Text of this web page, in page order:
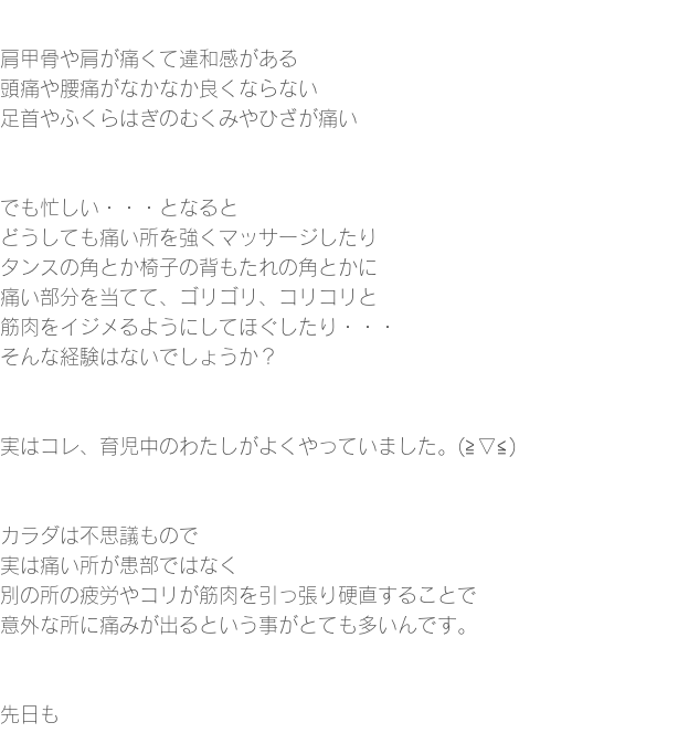
肩甲骨や肩が痛くて違和感がある
頭痛や腰痛がなかなか良くならない
足首やふくらはぎのむくみやひざが痛い
でも忙しい・・・となると
どうしても痛い所を強くマッサージしたり
タンスの角とか椅子の背もたれの角とかに
痛い部分を当てて、ゴリゴリ、コリコリと
筋肉をイジメるようにしてほぐしたり・・・
そんな経験はないでしょうか？
実はコレ、育児中のわたしがよくやっていました。(≧▽≦)
カラダは不思議もので
実は痛い所が患部ではなく
別の所の疲労やコリが筋肉を引っ張り硬直することで
意外な所に痛みが出るという事がとても多いんです。
先日も